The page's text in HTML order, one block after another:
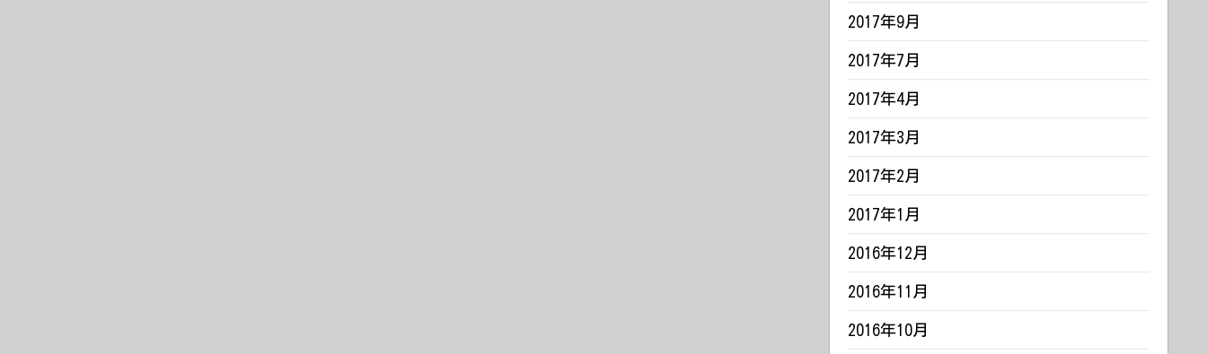
2017年9月
2017年7月
2017年4月
2017年3月
2017年2月
2017年1月
2016年12月
2016年11月
2016年10月